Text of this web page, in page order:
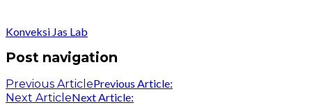
Konveksi Jas Lab
Post navigation
Previous ArticlePrevious Article:
Next ArticleNext Article: